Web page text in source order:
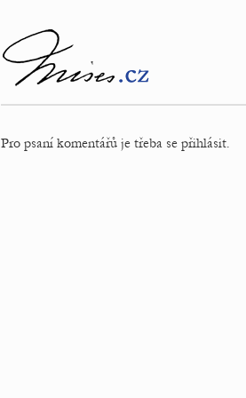
Pro psaní komentářů je třeba se přihlásit.